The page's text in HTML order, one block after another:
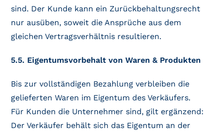
sind. Der Kunde kann ein Zurückbehaltungsrecht
nur ausüben, soweit die Ansprüche aus dem
gleichen Vertragsverhältnis resultieren.
5.5. Eigentumsvorbehalt von Waren & Produkten
Bis zur vollständigen Bezahlung verbleiben die
gelieferten Waren im Eigentum des Verkäufers.
Für Kunden die Unternehmer sind, gilt ergänzend:
Der Verkäufer behält sich das Eigentum an der